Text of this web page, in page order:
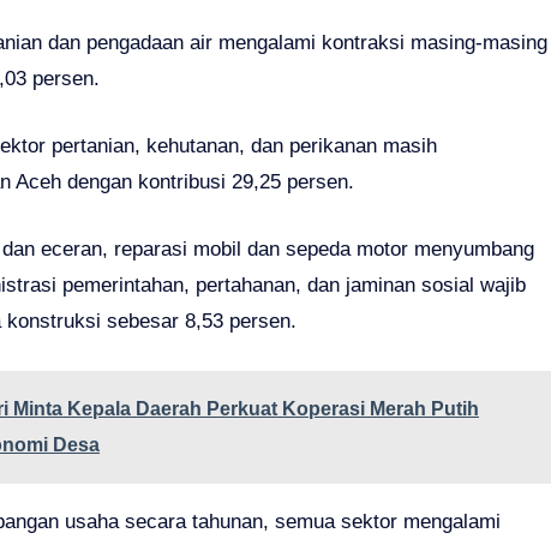
dan pengadaan air mengalami kontraksi masing-masing
persen.
pertanian, kehutanan, dan perikanan masih
Aceh dengan kontribusi 29,25 persen.
eceran, reparasi mobil dan sepeda motor menyumbang
pemerintahan, pertahanan, dan jaminan sosial wajib
sebesar 8,53 persen.
Minta Kepala Daerah Perkuat Koperasi Merah Putih
Desa
usaha secara tahunan, semua sektor mengalami